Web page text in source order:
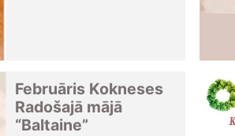
Februāris Kokneses
Radošajā mājā
“Baltaine”